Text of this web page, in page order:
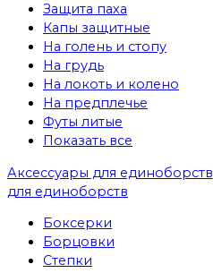
Защита паха
Капы защитные
На голень и стопу
На грудь
На локоть и колено
На предплечье
Футы литые
Показать все
Аксессуары для единоборств
для единоборств
Боксерки
Борцовки
Степки